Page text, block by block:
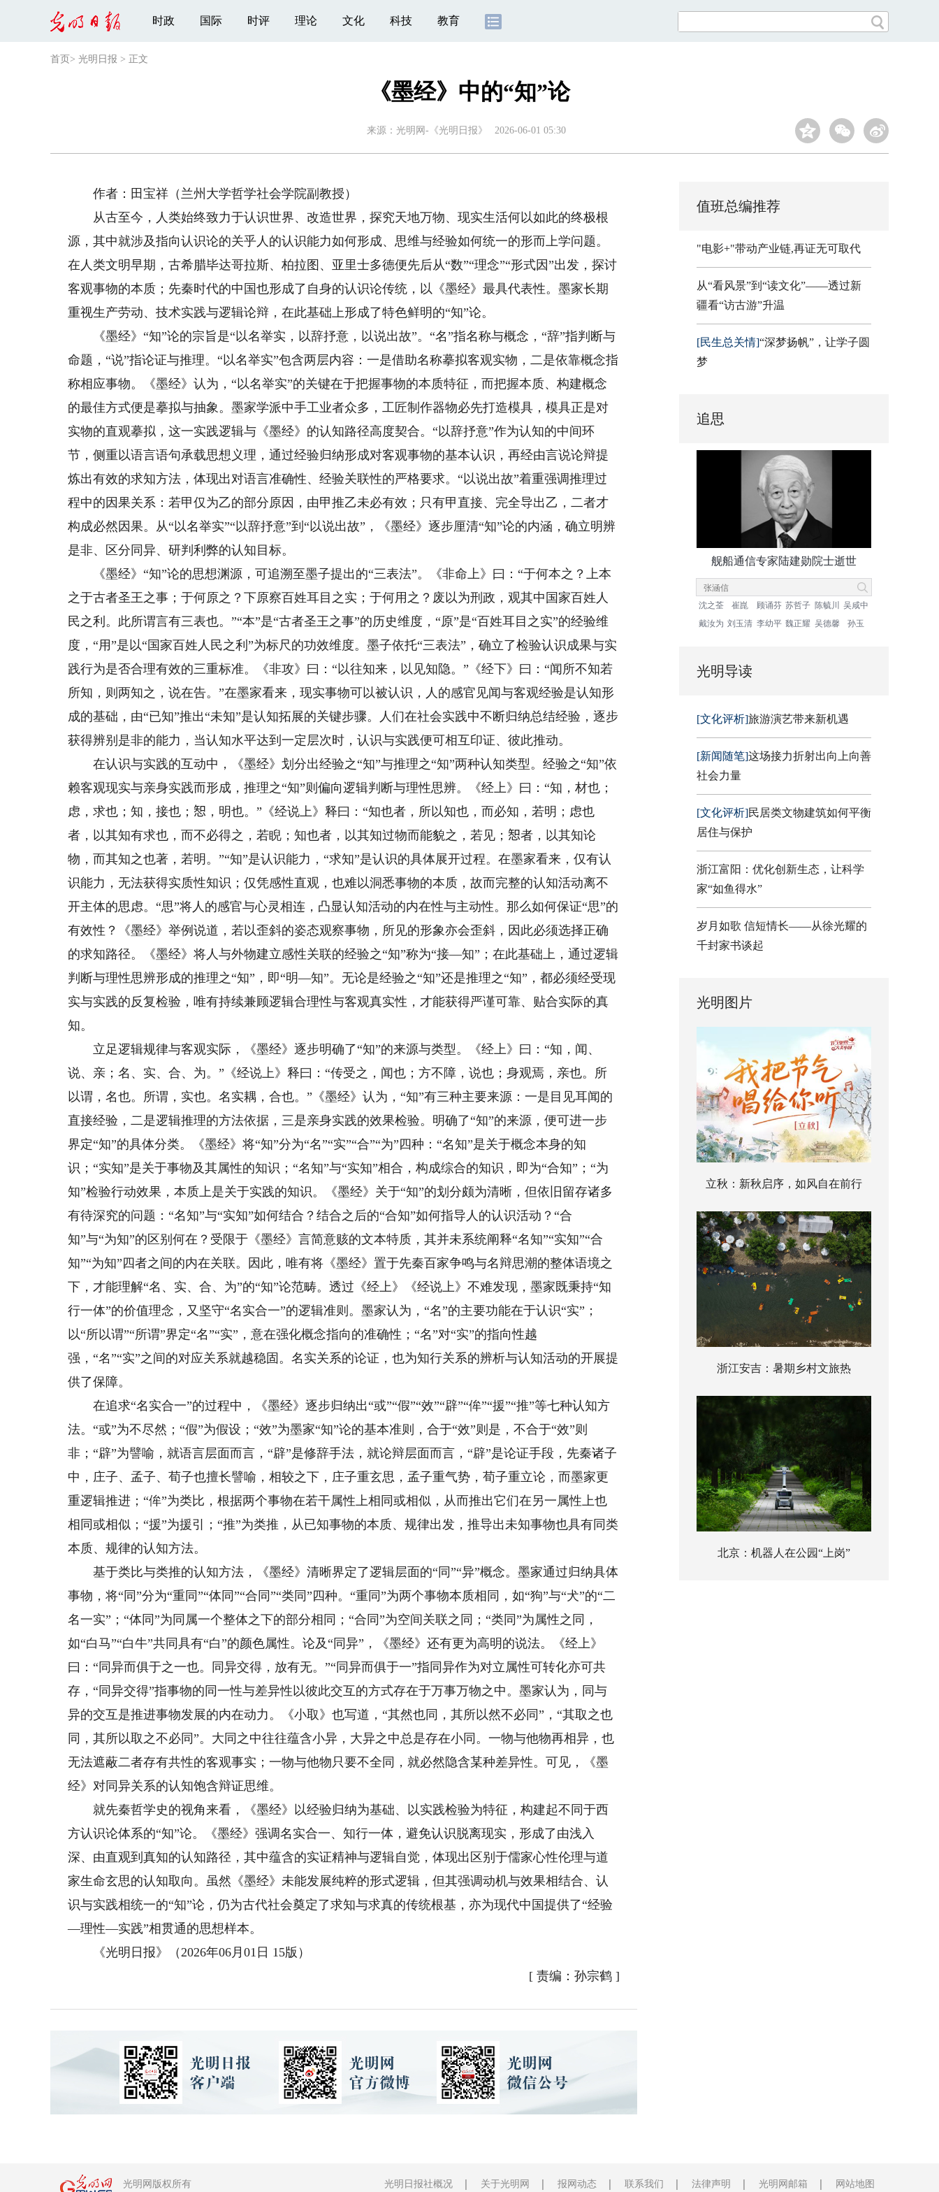
时政 国际 时评 理论 文化 科技 教育
首页 > 光明日报 > 正文
《墨经》中的“知”论
来源： 光明网-《光明日报》 2026-06-01 05:30
作者：田宝祥（兰州大学哲学社会学院副教授）
从古至今，人类始终致力于认识世界、改造世界，探究天地万物、现实生活何以如此的终极根
源，其中就涉及指向认识论的关乎人的认识能力如何形成、思维与经验如何统一的形而上学问题。
在人类文明早期，古希腊毕达哥拉斯、柏拉图、亚里士多德便先后从“数”“理念”“形式因”出发，探讨
客观事物的本质；先秦时代的中国也形成了自身的认识论传统，以《墨经》最具代表性。墨家长期
重视生产劳动、技术实践与逻辑论辩，在此基础上形成了特色鲜明的“知”论。
《墨经》“知”论的宗旨是“以名举实，以辞抒意，以说出故”。“名”指名称与概念，“辞”指判断与
命题，“说”指论证与推理。“以名举实”包含两层内容：一是借助名称摹拟客观实物，二是依靠概念指
称相应事物。《墨经》认为，“以名举实”的关键在于把握事物的本质特征，而把握本质、构建概念
的最佳方式便是摹拟与抽象。墨家学派中手工业者众多，工匠制作器物必先打造模具，模具正是对
实物的直观摹拟，这一实践逻辑与《墨经》的认知路径高度契合。“以辞抒意”作为认知的中间环
节，侧重以语言语句承载思想义理，通过经验归纳形成对客观事物的基本认识，再经由言说论辩提
炼出有效的求知方法，体现出对语言准确性、经验关联性的严格要求。“以说出故”着重强调推理过
程中的因果关系：若甲仅为乙的部分原因，由甲推乙未必有效；只有甲直接、完全导出乙，二者才
构成必然因果。从“以名举实”“以辞抒意”到“以说出故”，《墨经》逐步厘清“知”论的内涵，确立明辨
是非、区分同异、研判利弊的认知目标。
《墨经》“知”论的思想渊源，可追溯至墨子提出的“三表法”。《非命上》曰：“于何本之？上本
之于古者圣王之事；于何原之？下原察百姓耳目之实；于何用之？废以为刑政，观其中国家百姓人
民之利。此所谓言有三表也。”“本”是“古者圣王之事”的历史维度，“原”是“百姓耳目之实”的经验维
度，“用”是以“国家百姓人民之利”为标尺的功效维度。墨子依托“三表法”，确立了检验认识成果与实
践行为是否合理有效的三重标准。《非攻》曰：“以往知来，以见知隐。”《经下》曰：“闻所不知若
所知，则两知之，说在告。”在墨家看来，现实事物可以被认识，人的感官见闻与客观经验是认知形
成的基础，由“已知”推出“未知”是认知拓展的关键步骤。人们在社会实践中不断归纳总结经验，逐步
获得辨别是非的能力，当认知水平达到一定层次时，认识与实践便可相互印证、彼此推动。
在认识与实践的互动中，《墨经》划分出经验之“知”与推理之“知”两种认知类型。经验之“知”依
赖客观现实与亲身实践而形成，推理之“知”则偏向逻辑判断与理性思辨。《经上》曰：“知，材也；
虑，求也；知，接也；𢜔，明也。”《经说上》释曰：“知也者，所以知也，而必知，若明；虑也
者，以其知有求也，而不必得之，若睨；知也者，以其知过物而能貌之，若见；𢜔者，以其知论
物，而其知之也著，若明。”“知”是认识能力，“求知”是认识的具体展开过程。在墨家看来，仅有认
识能力，无法获得实质性知识；仅凭感性直观，也难以洞悉事物的本质，故而完整的认知活动离不
开主体的思虑。“思”将人的感官与心灵相连，凸显认知活动的内在性与主动性。那么如何保证“思”的
有效性？《墨经》举例说道，若以歪斜的姿态观察事物，所见的形象亦会歪斜，因此必须选择正确
的求知路径。《墨经》将人与外物建立感性关联的经验之“知”称为“接—知”；在此基础上，通过逻辑
判断与理性思辨形成的推理之“知”，即“明—知”。无论是经验之“知”还是推理之“知”，都必须经受现
实与实践的反复检验，唯有持续兼顾逻辑合理性与客观真实性，才能获得严谨可靠、贴合实际的真
知。
立足逻辑规律与客观实际，《墨经》逐步明确了“知”的来源与类型。《经上》曰：“知，闻、
说、亲；名、实、合、为。”《经说上》释曰：“传受之，闻也；方不障，说也；身观焉，亲也。所
以谓，名也。所谓，实也。名实耦，合也。”《墨经》认为，“知”有三种主要来源：一是目见耳闻的
直接经验，二是逻辑推理的方法依据，三是亲身实践的效果检验。明确了“知”的来源，便可进一步
界定“知”的具体分类。《墨经》将“知”分为“名”“实”“合”“为”四种：“名知”是关于概念本身的知
识；“实知”是关于事物及其属性的知识；“名知”与“实知”相合，构成综合的知识，即为“合知”；“为
知”检验行动效果，本质上是关于实践的知识。《墨经》关于“知”的划分颇为清晰，但依旧留存诸多
有待深究的问题：“名知”与“实知”如何结合？结合之后的“合知”如何指导人的认识活动？“合
知”与“为知”的区别何在？受限于《墨经》言简意赅的文本特质，其并未系统阐释“名知”“实知”“合
知”“为知”四者之间的内在关联。因此，唯有将《墨经》置于先秦百家争鸣与名辩思潮的整体语境之
下，才能理解“名、实、合、为”的“知”论范畴。透过《经上》《经说上》不难发现，墨家既秉持“知
行一体”的价值理念，又坚守“名实合一”的逻辑准则。墨家认为，“名”的主要功能在于认识“实”；
以“所以谓”“所谓”界定“名”“实”，意在强化概念指向的准确性；“名”对“实”的指向性越
强，“名”“实”之间的对应关系就越稳固。名实关系的论证，也为知行关系的辨析与认知活动的开展提
供了保障。
在追求“名实合一”的过程中，《墨经》逐步归纳出“或”“假”“效”“辟”“侔”“援”“推”等七种认知方
法。“或”为不尽然；“假”为假设；“效”为墨家“知”论的基本准则，合于“效”则是，不合于“效”则
非；“辟”为譬喻，就语言层面而言，“辟”是修辞手法，就论辩层面而言，“辟”是论证手段，先秦诸子
中，庄子、孟子、荀子也擅长譬喻，相较之下，庄子重玄思，孟子重气势，荀子重立论，而墨家更
重逻辑推进；“侔”为类比，根据两个事物在若干属性上相同或相似，从而推出它们在另一属性上也
相同或相似；“援”为援引；“推”为类推，从已知事物的本质、规律出发，推导出未知事物也具有同类
本质、规律的认知方法。
基于类比与类推的认知方法，《墨经》清晰界定了逻辑层面的“同”“异”概念。墨家通过归纳具体
事物，将“同”分为“重同”“体同”“合同”“类同”四种。“重同”为两个事物本质相同，如“狗”与“犬”的“二
名一实”；“体同”为同属一个整体之下的部分相同；“合同”为空间关联之同；“类同”为属性之同，
如“白马”“白牛”共同具有“白”的颜色属性。论及“同异”，《墨经》还有更为高明的说法。《经上》
曰：“同异而俱于之一也。同异交得，放有无。”“同异而俱于一”指同异作为对立属性可转化亦可共
存，“同异交得”指事物的同一性与差异性以彼此交互的方式存在于万事万物之中。墨家认为，同与
异的交互是推进事物发展的内在动力。《小取》也写道，“其然也同，其所以然不必同”，“其取之也
同，其所以取之不必同”。大同之中往往蕴含小异，大异之中总是存在小同。一物与他物再相异，也
无法遮蔽二者存有共性的客观事实；一物与他物只要不全同，就必然隐含某种差异性。可见，《墨
经》对同异关系的认知饱含辩证思维。
就先秦哲学史的视角来看，《墨经》以经验归纳为基础、以实践检验为特征，构建起不同于西
方认识论体系的“知”论。《墨经》强调名实合一、知行一体，避免认识脱离现实，形成了由浅入
深、由直观到真知的认知路径，其中蕴含的实证精神与逻辑自觉，体现出区别于儒家心性伦理与道
家生命玄思的认知取向。虽然《墨经》未能发展纯粹的形式逻辑，但其强调动机与效果相结合、认
识与实践相统一的“知”论，仍为古代社会奠定了求知与求真的传统根基，亦为现代中国提供了“经验
—理性—实践”相贯通的思想样本。
《光明日报》（2026年06月01日 15版）
[ 责编：孙宗鹤]
值班总编推荐
"电影+"带动产业链,再证无可取代
从“看风景”到“读文化”——透过新
疆看“访古游”升温
[民生总关情]“深梦扬帆”，让学子圆
梦
追思
舰船通信专家陆建勋院士逝世
沈之荃 崔崑 顾诵芬 苏哲子 陈毓川
吴咸中
戴汝为 刘玉清 李幼平 魏正耀 吴德馨 孙玉
光明导读
[文化评析]旅游演艺带来新机遇
[新闻随笔]这场接力折射出向上向善
社会力量
[文化评析]民居类文物建筑如何平衡
居住与保护
浙江富阳：优化创新生态，让科学
家“如鱼得水”
岁月如歌 信短情长——从徐光耀的
千封家书谈起
光明图片
立秋：新秋启序，如风自在前行
浙江安吉：暑期乡村文旅热
北京：机器人在公园“上岗”
光明网版权所有 光明日报社概况 关于光明网 报网动态 联系我们 法律声明 光明网邮箱 网站地图